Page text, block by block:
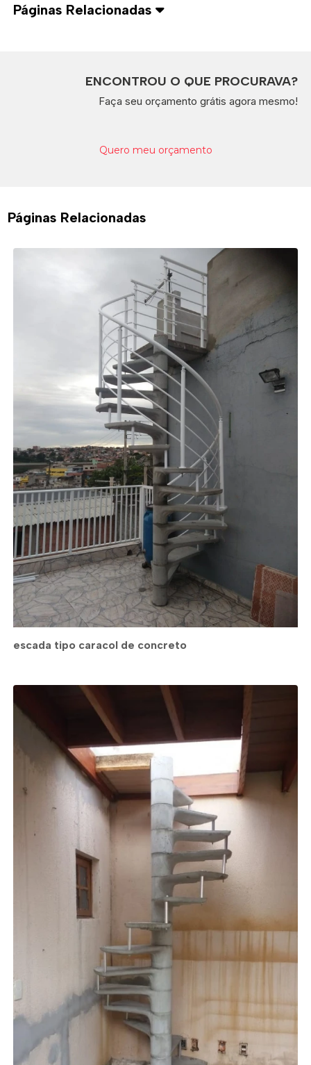
Páginas Relacionadas
ENCONTROU O QUE PROCURAVA?
Faça seu orçamento grátis agora mesmo!
Quero meu orçamento
Páginas Relacionadas
escada tipo caracol de concreto